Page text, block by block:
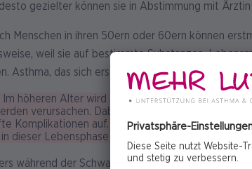
gezielter können sie in Abstimmung mit
Menschen in ihren 50ern oder 60ern können
weil sie auf bestimmte Substanzen,
Asthma, das sich erst im Erwachsenenalter zeigt,
Im höheren Alter wird Asthma oft nicht gleich
verursachen. Dabei treten gerade bei
Komplikationen auf. Regelmäßige Gespräche mit
dieser Lebensphase wichtig.
während der Schwangerschaft ist es wichtig, die